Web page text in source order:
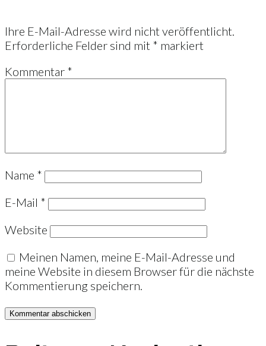
Ihre E-Mail-Adresse wird nicht veröffentlicht.
Erforderliche Felder sind mit * markiert
Kommentar *
Name *
E-Mail *
Website
Meinen Namen, meine E-Mail-Adresse und
meine Website in diesem Browser für die nächste
Kommentierung speichern.